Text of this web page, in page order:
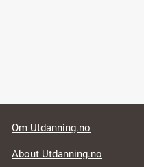
Footer links
Om Utdanning.no
About Utdanning.no